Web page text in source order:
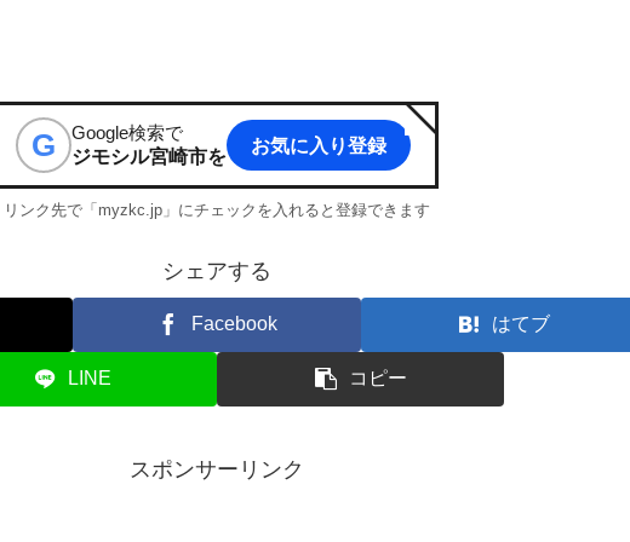
G
Google検索で
ジモシル宮崎市を
お気に入り登録
リンク先で「myzkc.jp」にチェックを入れると登録できます
シェアする
Facebook はてブ
LINE コピー
スポンサーリンク